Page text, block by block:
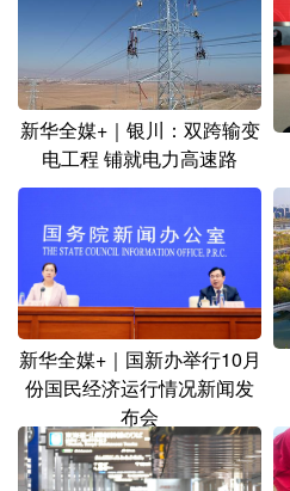
多语种频道
English Español
Русский язык
新华全媒+｜银川：双跨输变
电工程 铺就电力高速路
新华全媒+｜国新办举行10月
份国民经济运行情况新闻发
布会